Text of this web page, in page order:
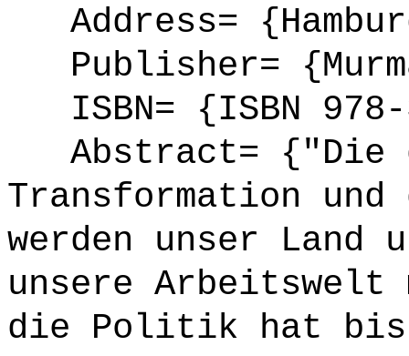
Address=
Publisher=
ISBN= {ISBN
Abstract= {"Die
Transformation
werden unser
unsere Arbeitswelt
die Politik hat